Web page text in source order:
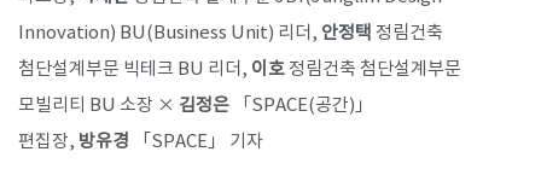
Innovation) BU(Business Unit) 리더, 안정택 정림건축
첨단설계부문 빅테크 BU 리더, 이호정림건축 첨단설계부문
모빌리티 BU 소장 × 김정은
「SPACE(공간)」
편집장, 방유경 「SPACE」 기자